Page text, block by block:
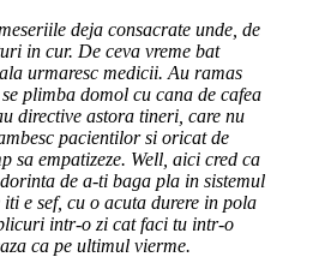
deja consacrate unde, de
in cur. De ceva vreme bat
urmaresc medicii. Au ramas
plimba domol cu cana de cafea
directive astora tineri, care nu
pacientilor si oricat de
sa empatizeze. Well, aici cred ca
de a-ti baga pla in sistemul
e sef, cu o acuta durere in pola
intr-o zi cat faci tu intr-o
ca pe ultimul vierme.